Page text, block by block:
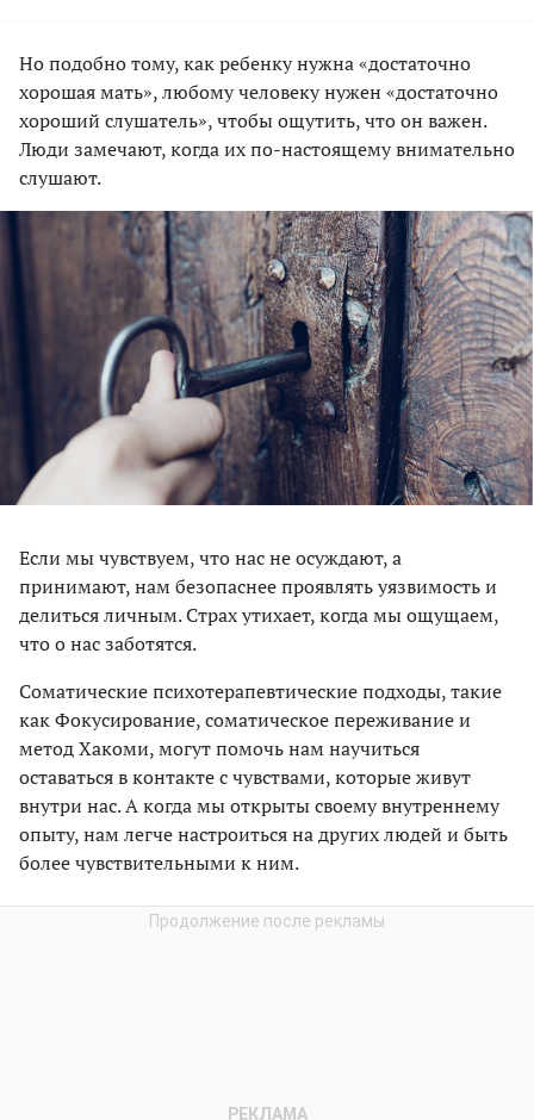
Но подобно тому, как ребенку нужна «достаточно
хорошая мать», любому человеку нужен «достаточно
хороший слушатель», чтобы ощутить, что он важен.
Люди замечают, когда их по-настоящему внимательно
слушают.
Если мы чувствуем, что нас не осуждают, а
принимают, нам безопаснее проявлять уязвимость и
делиться личным. Страх утихает, когда мы ощущаем,
что о нас заботятся.
Соматические психотерапевтические подходы, такие
как Фокусирование, соматическое переживание и
метод Хакоми, могут помочь нам научиться
оставаться в контакте с чувствами, которые живут
внутри нас. А когда мы открыты своему внутреннему
опыту, нам легче настроиться на других людей и быть
более чувствительными к ним.